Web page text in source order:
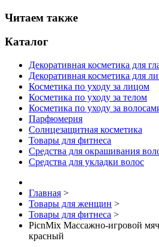
Читаем также
Каталог
Декоративная косметика для
Декоративная косметика для
Косметика по уходу за лицом
Косметика по уходу за телом
Косметика по уходу за
Парфюмерия
Солнцезащитная косметика
Товары для фитнеса
Средства для окрашивания
Средства для укладки волос
Главная >
Товары для женщин >
Товары для фитнеса >
PicnMix Массажно-игровой
красный